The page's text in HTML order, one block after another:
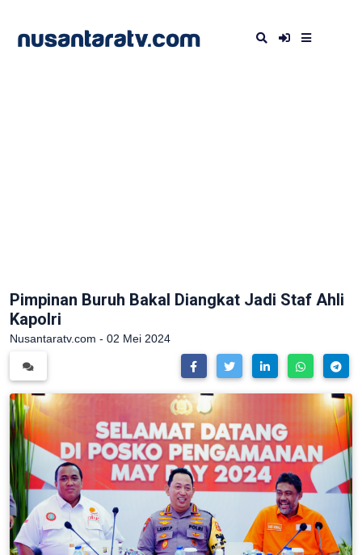
Pimpinan Buruh Bakal Diangkat Jadi Staf Ahli
Kapolri
Nusantaratv.com - 02 Mei 2024